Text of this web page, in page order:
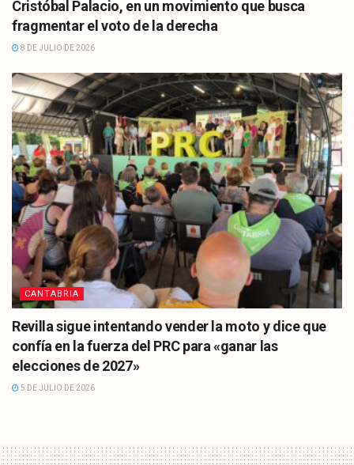
Cristóbal Palacio, en un movimiento que busca
fragmentar el voto de la derecha
8 DE JULIO DE 2026
CANTABRIA
Revilla sigue intentando vender la moto y dice que
confía en la fuerza del PRC para «ganar las
elecciones de 2027»
5 DE JULIO DE 2026